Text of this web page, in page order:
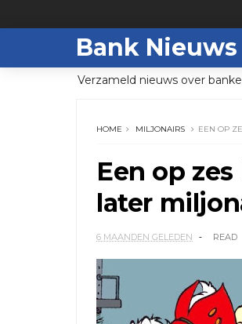
Bank Nieuws
Verzameld nieuws over
HOME MILJONAIRS EEN OP
Een op
later
6 MAANDEN GELEDEN READ